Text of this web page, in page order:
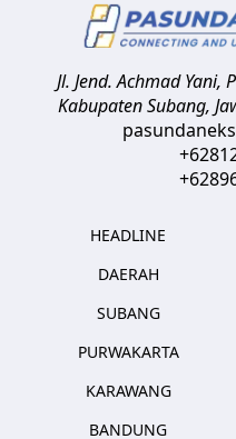
Jl. Jend. Achmad Yani,
Kabupaten Subang,
HEADLINE
DAERAH
SUBANG
PURWAKARTA
KARAWANG
BANDUNG